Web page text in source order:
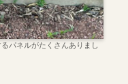
パネルがたくさんありまし